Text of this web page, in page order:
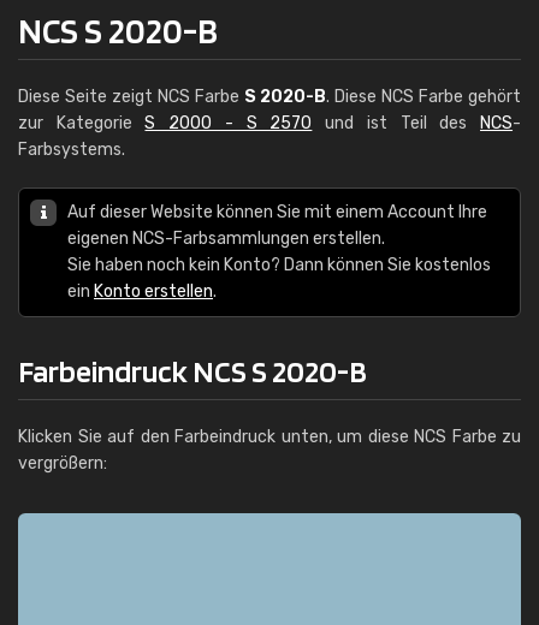
NCS S 2020-B
Diese Seite zeigt NCS Farbe S 2020-B. Diese NCS Farbe gehört
zur KategorieS 2000 - S 2570 und ist Teil des NCS-
Farbsystems.
Auf dieser Website können Sie mit einem Account Ihre
eigenen NCS-Farbsammlungen erstellen.
Sie haben noch kein Konto? Dann können Sie kostenlos
ein Konto erstellen.
Farbeindruck NCS S 2020-B
Klicken Sie auf den Farbeindruck unten, um diese NCS Farbe zu
vergrößern: